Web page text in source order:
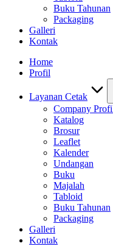
Buku Tahunan
Packaging
Galleri
Kontak
Home
Profil
Layanan Cetak
Company
Katalog
Brosur
Leaflet
Kalender
Undangan
Buku
Majalah
Tabloid
Buku Tahunan
Packaging
Galleri
Kontak